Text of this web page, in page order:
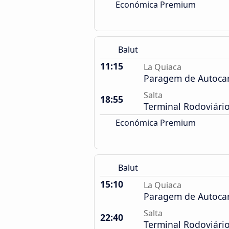
Económica Premium
Balut
11:15 La Quiaca
Paragem de
18:55
Salta
Terminal Rodoviário
Económica Premium
Balut
15:10 La Quiaca
Paragem de
22:40
Salta
Terminal Rodoviário